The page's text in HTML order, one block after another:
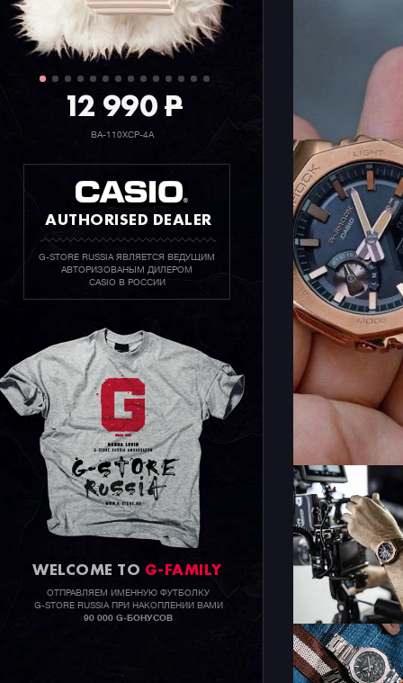
12 990P
BA-110XCP-4A
AUTHORISED DEALER
G-STORE RUSSIA ЯВЛЯЕТСЯ ВЕДУЩИМ
АВТОРИЗОВАНЫМ ДИЛЕРОМ
CASIO В РОССИИ
WELCOME TO G-FAMILY
ОТПРАВЛЯЕМ ИМЕННУЮ ФУТБОЛКУ
G-STORE RUSSIA ПРИ НАКОПЛЕНИИ ВАМИ
90 000 G-БОНУСОВ